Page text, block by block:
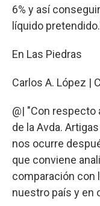
6% y así
líquido
En Las Piedras
Carlos A. López |
@| "Con respecto
de la Avda.
nos ocurre
que conviene
comparación con
nuestro país y en